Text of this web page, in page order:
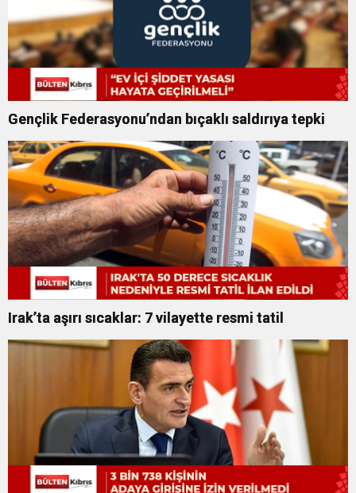
Gençlik Federasyonu’ndan bıçaklı saldırıya tepki
Irak’ta aşırı sıcaklar: 7 vilayette resmi tatil